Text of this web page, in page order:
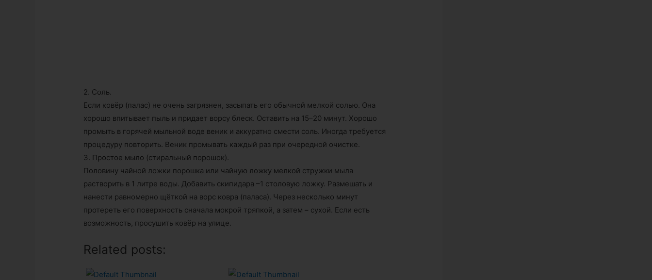
2. Соль.
Если ковёр (палас) не очень загрязнен, засыпать его обычной мелкой солью. Она
хорошо впитывает пыль и придает ворсу блеск. Оставить на 15–20 минут. Хорошо
промыть в горячей мыльной воде веник и аккуратно смести соль. Иногда требуется
процедуру повторить. Веник промывать каждый раз при очередной очистке.
3. Простое мыло (стиральный порошок).
Половину чайной ложки порошка или чайную ложку мелкой стружки мыла
растворить в 1 литре воды. Добавить скипидара –1 столовую ложку. Размешать и
нанести равномерно щёткой на ворс ковра (паласа). Через несколько минут
протереть его поверхность сначала мокрой тряпкой, а затем – сухой. Если есть
возможность, просушить ковёр на улице.
Related posts: